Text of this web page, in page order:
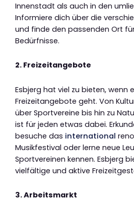
Innenstadt als auch in den
Informiere dich über die
und finde den passenden Ort
Bedürfnisse.
2. Freizeitangebote
Esbjerg hat viel zu bieten, wenn
Freizeitangebote geht. Von
über Sportvereine bis hin zu
ist für jeden etwas dabei.
besuche das international
Musikfestival oder lerne neue
Sportvereinen kennen. Esbjerg
vielfältige und aktive
3. Arbeitsmarkt